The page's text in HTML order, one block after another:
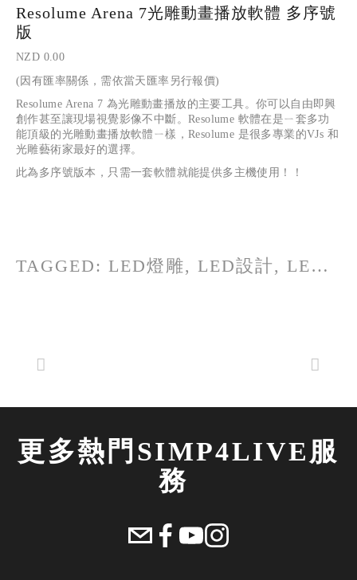
Resolume Arena 7光雕動畫播放軟體 多序號
版
NZD 0.00
(因有匯率關係，需依當天匯率另行報價)
Resolume Arena 7 為光雕動畫播放的主要工具。你可以自由即興
創作甚至讓現場視覺影像不中斷。 Resolume 軟體在是ㄧ套多功
能頂級的光雕動畫播放軟體ㄧ樣， Resolume 是很多專業的VJs 和
光雕藝術家最好的選擇。
此為多序號版本，只需一套軟體就能提供多主機使用！！
TAGGED: LED燈雕, LED設計, LED燈設計
更多熱門SIMP4LIVE服
務